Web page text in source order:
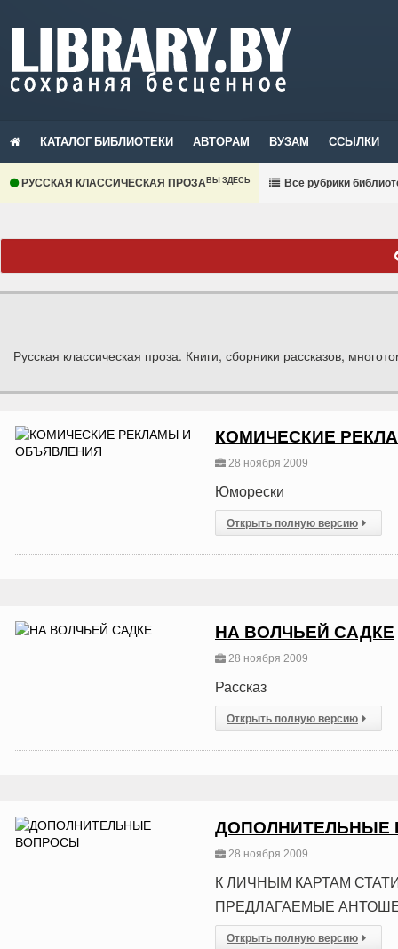
КАТАЛОГ БИБЛИОТЕКИ АВТОРАМ ВУЗАМ ССЫЛКИ
РУССКАЯ КЛАССИЧЕСКАЯ ПРОЗАВЫ ЗДЕСЬ Все рубрики
Русская классическая проза. Книги, сборники рассказов,
КОМИЧЕСКИЕ
28 ноября 2009
Юморески
Открыть полную версию
НА ВОЛЧЬЕЙ САДКЕ
28 ноября 2009
Рассказ
Открыть полную версию
ДОПОЛНИТЕЛЬНЫЕ
28 ноября 2009
К ЛИЧНЫМ КАРТАМ
ПРЕДЛАГАЕМЫЕ
Открыть полную версию